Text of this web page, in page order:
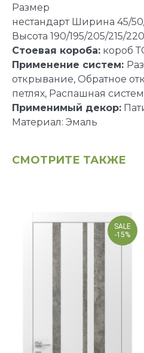
Размер
нестандарт Ширина 45/
Высота 190/195/205/215/
Стоевая короба: короб
Применение систем:
открывание, Обратное
петлях, Распашная
Применимый декор:
Материал: Эмаль
СМОТРИТЕ ТАКЖЕ
SALE
-15%